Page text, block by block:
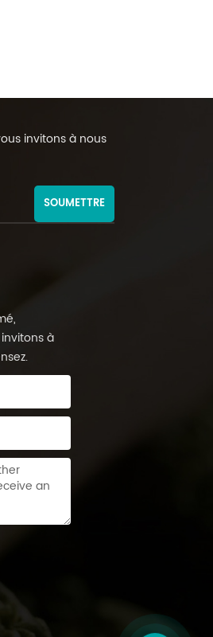
invitons à nous
SOUMETTRE
à